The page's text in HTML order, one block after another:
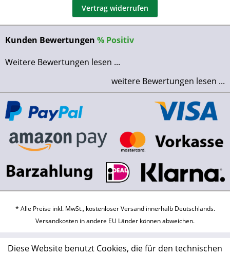
Vertrag widerrufen
Kunden Bewertungen % Positiv
Weitere Bewertungen lesen ...
weitere Bewertungen lesen ...
* Alle Preise inkl. MwSt., kostenloser Versand innerhalb Deutschlands.
Versandkosten in andere EU Länder können abweichen.
Diese Website benutzt Cookies, die für den technischen